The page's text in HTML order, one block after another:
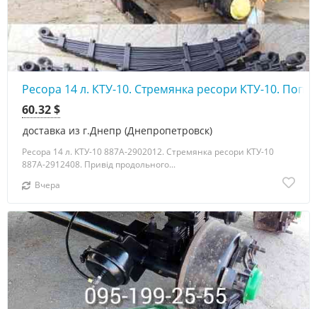
Ресора 14 л. КТУ-10. Стремянка ресори КТУ-10.
доставка из г.Днепр (Днепропетровск)
60.32 $
Ресора 14 л. КТУ-10 887А-2902012. Стремянка ресори КТУ-10
887А-2912408. Привід продольного...
Вчера